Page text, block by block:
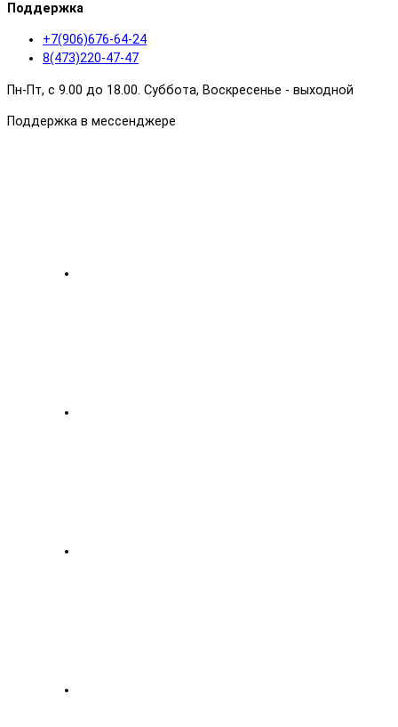
Поддержка
+7(906)676-64-24
8(473)220-47-47
Пн-Пт, с 9.00 до 18.00. Суббота, Воскресенье - выходной
Поддержка в мессенджере